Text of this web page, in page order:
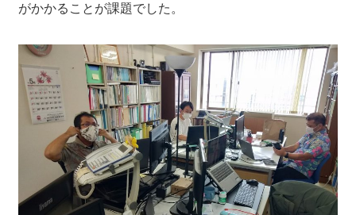
がかかることが課題でした。